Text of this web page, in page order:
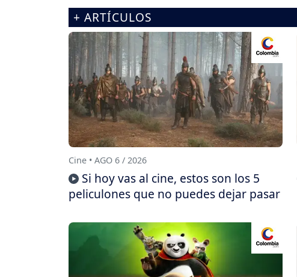
+ ARTÍCULOS
Cine • AGO 6 / 2026
Si hoy vas al cine, estos son los 5
peliculones que no puedes dejar pasar